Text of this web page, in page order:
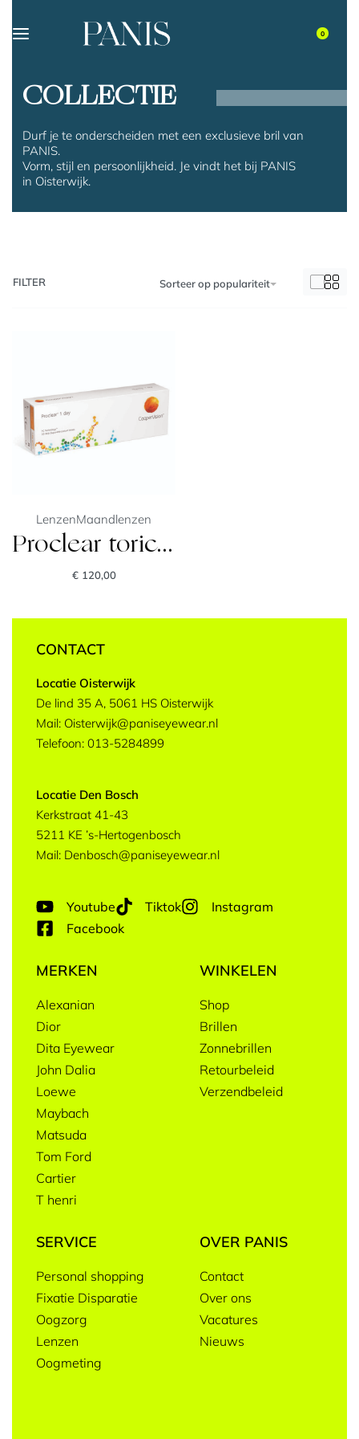
0
COLLECTIE
Durf je te onderscheiden met een exclusieve bril van
PANIS.
Vorm, stijl en persoonlijkheid. Je vindt het bij PANIS
in Oisterwijk.
Sorteer op populariteit
FILTER
LenzenMaandlenzen
Proclear toric XR
€120,00
CONTACT
Locatie Oisterwijk
De lind 35 A, 5061 HS Oisterwijk
Mail: Oisterwijk@paniseyewear.nl
Telefoon: 013-5284899
Locatie Den Bosch
Kerkstraat 41-43
5211 KE ’s-Hertogenbosch
Mail: Denbosch@paniseyewear.nl
Youtube Tiktok
Instagram
Facebook
MERKEN
Alexanian
Dior
Dita Eyewear
John Dalia
Loewe
Maybach
Matsuda
Tom Ford
Cartier
T henri
WINKELEN
Shop
Brillen
Zonnebrillen
Retourbeleid
Verzendbeleid
SERVICE
Personal shopping
Fixatie Disparatie
Oogzorg
Lenzen
Oogmeting
OVER PANIS
Contact
Over ons
Vacatures
Nieuws